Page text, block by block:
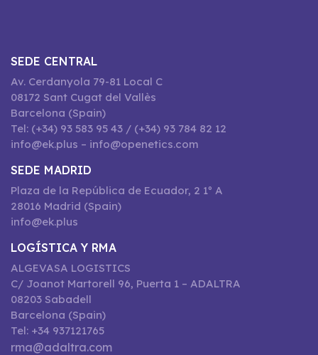
SEDE CENTRAL
Av. Cerdanyola 79-81 Local C
08172 Sant Cugat del Vallès
Barcelona (Spain)
Tel: (+34) 93 583 95 43 / (+34) 93 784 82 12
info@ek.plus – info@openetics.com
SEDE MADRID
Plaza de la República de Ecuador, 2 1º A
28016 Madrid (Spain)
info@ek.plus
LOGÍSTICA Y RMA
ALGEVASA LOGISTICS
C/ Joanot Martorell 96, Puerta 1 – ADALTRA
08203 Sabadell
Barcelona (Spain)
Tel: +34 937121765
rma@adaltra.com